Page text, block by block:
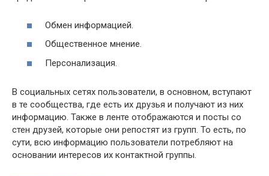
Обмен информацией.
Общественное мнение.
Персонализация.
В социальных сетях пользователи, в основном, вступают
в те сообщества, где есть их друзья и получают из них
информацию. Также в ленте отображаются и посты со
стен друзей, которые они репостят из групп. То есть, по
сути, всю информацию пользователи потребляют на
основании интересов их контактной группы.